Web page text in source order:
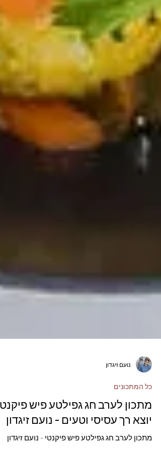
נועם זיגדון
כל המתכונים
מתכון לערב חג גפילטע פיש
יוצא רך עסיסי וטעים - נועם זיגדון